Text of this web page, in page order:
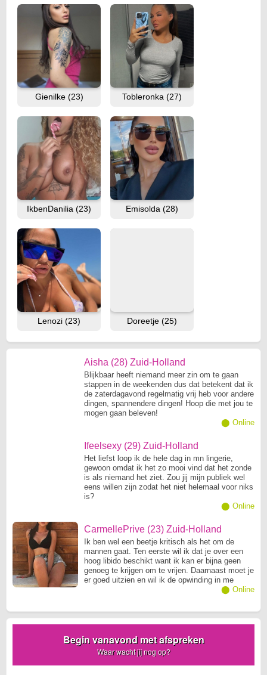
Gienilke (23) Tobleronka (27)
IkbenDanilia (23) Emisolda (28)
Lenozi (23) Doreetje (25)
Aisha (28) Zuid-Holland
Blijkbaar heeft niemand meer zin om te gaan
stappen in de weekenden dus dat betekent dat ik
de zaterdagavond regelmatig vrij heb voor andere
dingen, spannendere dingen! Hoop die met jou te
mogen gaan beleven!
⬤ Online
Ifeelsexy (29) Zuid-Holland
Het liefst loop ik de hele dag in mn lingerie,
gewoon omdat ik het zo mooi vind dat het zonde
is als niemand het ziet. Zou jij mijn publiek wel
eens willen zijn zodat het niet helemaal voor niks
is?
⬤ Online
CarmellePrive (23) Zuid-Holland
Ik ben wel een beetje kritisch als het om de
mannen gaat. Ten eerste wil ik dat je over een
hoog libido beschikt want ik kan er bijna geen
genoeg te krijgen om te vrijen. Daarnaast moet je
er goed uitzien en wil ik de opwinding in me
⬤ Online